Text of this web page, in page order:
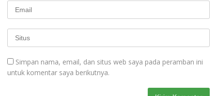
Simpan nama, email, dan situs web saya pada peramban ini
untuk komentar saya berikutnya.